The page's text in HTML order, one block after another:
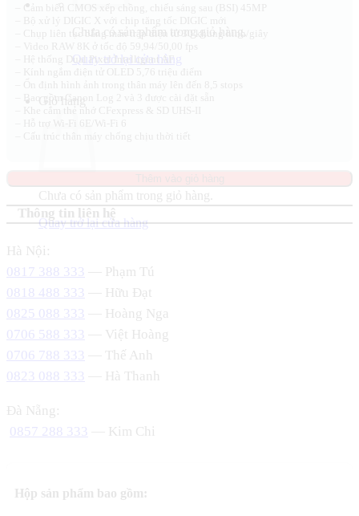
Chưa có sản phẩm trong giỏ hàng.
Quay trở lại cửa hàng
Thông tin liên hệ
Hà Nội:
0817 388 333
— Phạm Tú
0818 488 333
— Hữu Đạt
0825 088 333
— Hoàng Nga
0706 588 333
— Việt Hoàng
0706 788 333
— Thế Anh
0823 088 333
— Hà Thanh
Đà Nẵng:
0857 288 333
— Kim Chi
Hộp sản phẩm bao gồm: